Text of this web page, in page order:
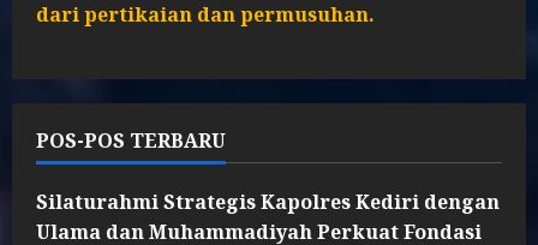
dari pertikaian dan permusuhan.
POS-POS TERBARU
Silaturahmi Strategis Kapolres Kediri dengan
Ulama dan Muhammadiyah Perkuat Fondasi